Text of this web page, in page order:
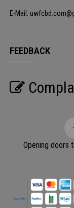
E-Mail:
FEEDBACK
Opening doors